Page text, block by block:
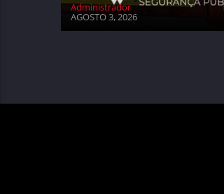
Administrador
AGOSTO 3, 2026